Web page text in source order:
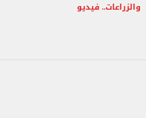
والزراعات.. فيديو